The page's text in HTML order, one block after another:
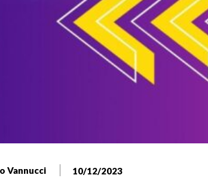
Vannucci 10/12/2023